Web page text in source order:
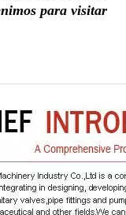
para visitar